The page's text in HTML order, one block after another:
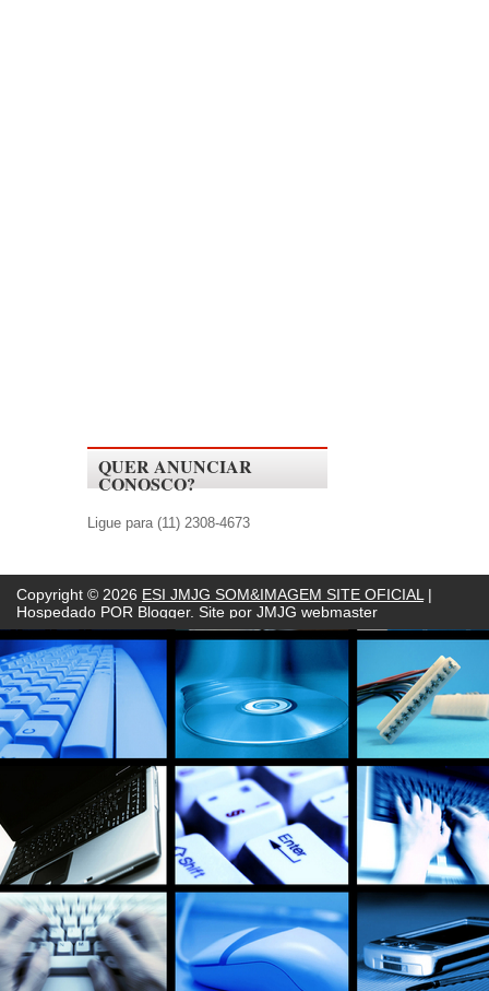
QUER ANUNCIAR
CONOSCO?
Ligue para (11) 2308-4673
Copyright © 2026 ESI JMJG SOM&IMAGEM SITE OFICIAL |
Hospedado POR Blogger. Site por JMJG webmaster